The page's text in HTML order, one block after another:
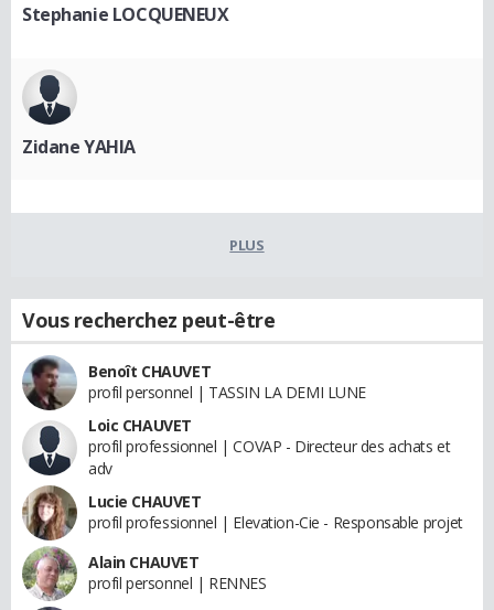
Stephanie LOCQUENEUX
Zidane YAHIA
PLUS
Vous recherchez peut-être
Benoît CHAUVET
profil personnel | TASSIN LA DEMI LUNE
Loic CHAUVET
profil professionnel | COVAP - Directeur des achats et
adv
Lucie CHAUVET
profil professionnel | Elevation-Cie - Responsable projet
Alain CHAUVET
profil personnel | RENNES